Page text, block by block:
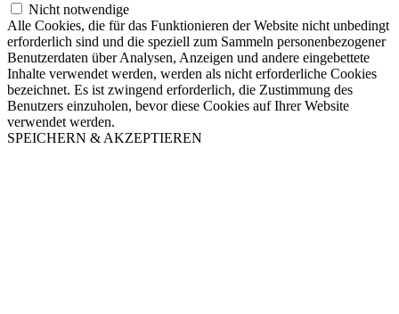
Nicht notwendige
Alle Cookies, die für das Funktionieren der Website nicht unbedingt
erforderlich sind und die speziell zum Sammeln personenbezogener
Benutzerdaten über Analysen, Anzeigen und andere eingebettete
Inhalte verwendet werden, werden als nicht erforderliche Cookies
bezeichnet. Es ist zwingend erforderlich, die Zustimmung des
Benutzers einzuholen, bevor diese Cookies auf Ihrer Website
verwendet werden.
SPEICHERN & AKZEPTIEREN